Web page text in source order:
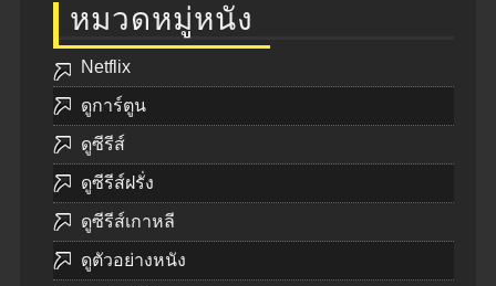
หมวดหมู่หนัง
Netflix
ดูการ์ตูน
ดูซีรีส์
ดูซีรีส์ฝรั่ง
ดูซีรีส์เกาหลี
ดูตัวอย่างหนัง